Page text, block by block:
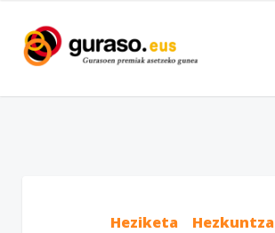
Heziketa Hezkuntza